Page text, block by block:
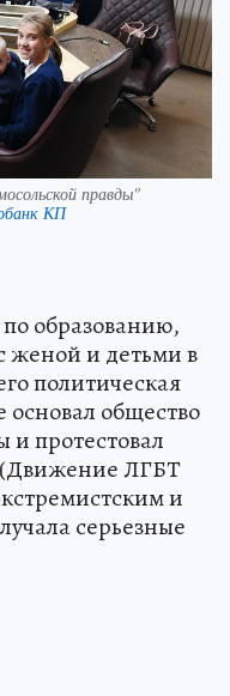
правды"
КП
образованию,
женой и детьми в
политическая
общество
протестовал
(Движение ЛГБТ
и
серьезные